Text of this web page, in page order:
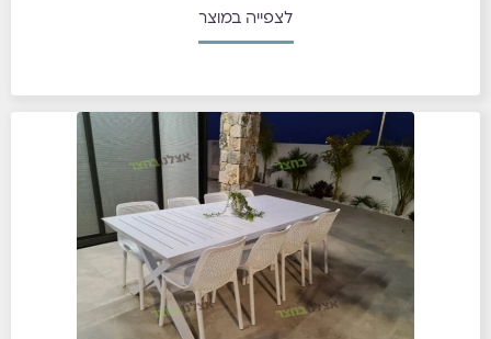
לצפייה במוצר